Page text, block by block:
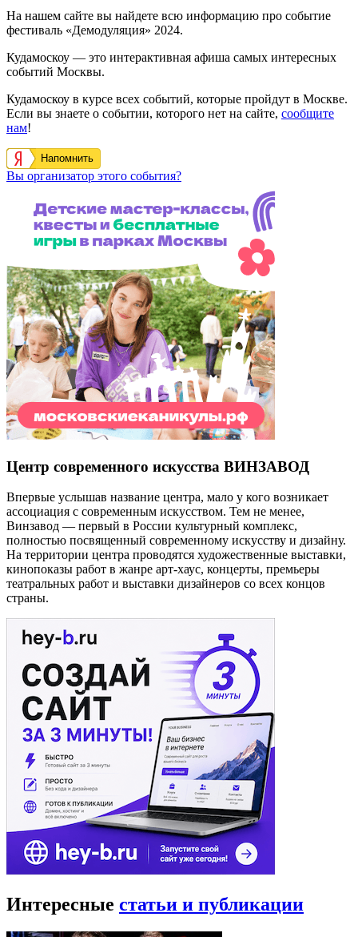
2026-05-30 2026-09-06
Москва г. Москва
Проект «Лето в Москве» 2026
С 30 мая по 6 сентября 2026 года в Москве пройдет городской
проект «Лето в Москве». Он объединит свыше 500 площадок
во всех округах и районах столицы…
https://schema.org/InStock 2026-06-09T13:50:00+03:00
13856 13
На нашем сайте вы найдете всю информацию про событие
фестиваль «Демодуляция» 2024.
Кудамоскоу — это интерактивная афиша самых интересных
событий Москвы.
Кудамоскоу в курсе всех событий, которые пройдут в Москве.
Если вы знаете о событии, которого нет на сайте,
нам
Напомнить
Вы организатор этого события?
Центр современного искусства ВИНЗАВОД
Впервые услышав название центра, мало у кого возникает
ассоциация с современным искусством. Тем не менее,
Винзавод — первый в России культурный комплекс,
полностью посвященный современному искусству и дизайну.
На территории центра проводятся художественные выставки,
кинопоказы работ в жанре арт-хаус, концерты, премьеры
театральных работ и выставки дизайнеров со всех концов
страны.